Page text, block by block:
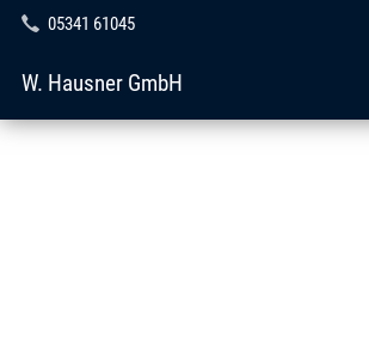
05341 61045
W. Hausner GmbH